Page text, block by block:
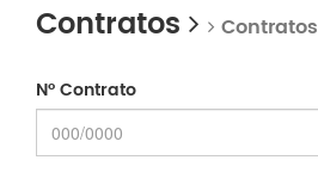
Contratos Contratos
Nº Contrato